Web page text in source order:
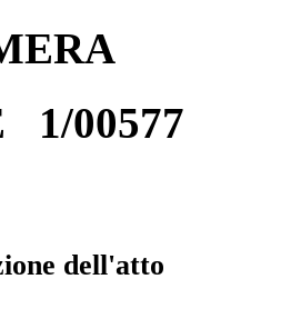
1/00577
dell'atto